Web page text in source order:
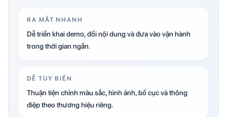
RA MẮT NHANH
Dễ triển khai demo, đổi nội dung và đưa vào vận hành
trong thời gian ngắn.
DỄ TÙY BIẾN
Thuận tiện chỉnh màu sắc, hình ảnh, bố cục và thông
điệp theo thương hiệu riêng.